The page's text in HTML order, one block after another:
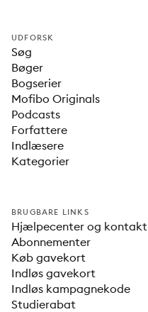
UDFORSK
Søg
Bøger
Bogserier
Mofibo Originals
Podcasts
Forfattere
Indlæsere
Kategorier
BRUGBARE LINKS
Hjælpecenter og kontakt
Abonnementer
Køb gavekort
Indløs gavekort
Indløs kampagnekode
Studierabat